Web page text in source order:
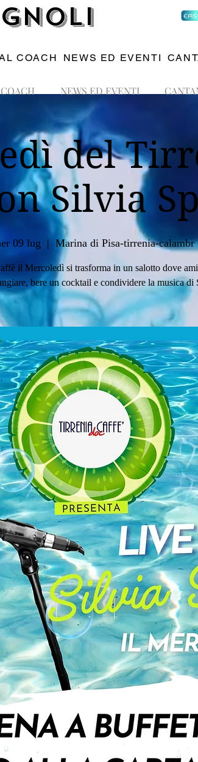
COACH NEWS ED EVENTI
del
Silvia
09 lug
  |
Marina di Pisa-tirrenia-calambr
il Mercoledì si trasforma in un salotto dove
bere un cocktail e condividere la musica di
NEWS ED EVENTI